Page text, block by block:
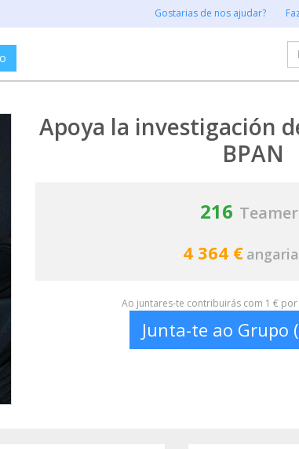
Gostarias de nos ajudar?
Apoya la investigación
BPAN
216
4 364 €
Ao juntares-te contribuirás com 1 €
Junta-te ao Grupo